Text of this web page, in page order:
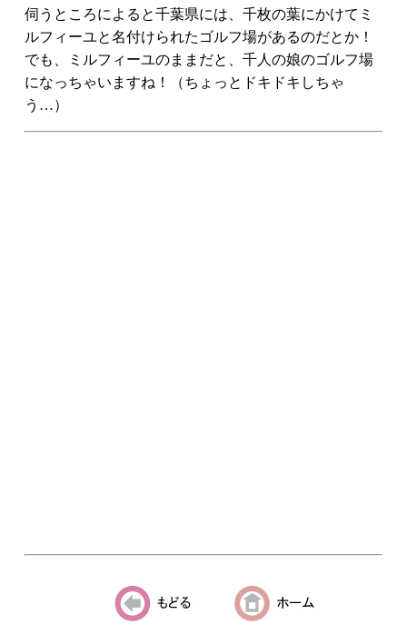
伺うところによると千葉県には、千枚の葉にかけてミ
ルフィーユと名付けられたゴルフ場があるのだとか！
でも、ミルフィーユのままだと、千人の娘のゴルフ場
になっちゃいますね！（ちょっとドキドキしちゃ
う…）